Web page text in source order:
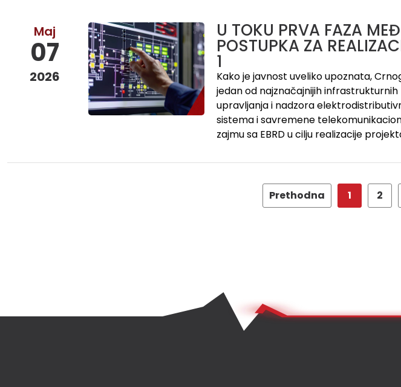
Maj
07
2026
U TOKU PRVA FAZA
POSTUPKA ZA
1
Kako je javnost uveliko upoznata,
jedan od najznačajnijih
upravljanja i nadzora
sistema i savremene
zajmu sa EBRD u cilju realizacije
Prethodna 1 2